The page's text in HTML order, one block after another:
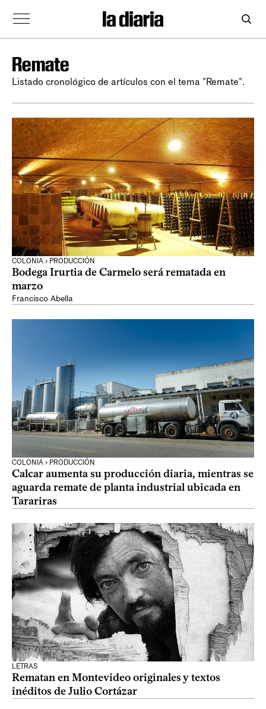
Remate
Listado cronológico de artículos con el tema "Remate".
COLONIA › PRODUCCIÓN
Bodega Irurtia de Carmelo será rematada en
marzo
Francisco Abella
COLONIA › PRODUCCIÓN
Calcar aumenta su producción diaria, mientras se
aguarda remate de planta industrial ubicada en
Tarariras
LETRAS
Rematan en Montevideo originales y textos
inéditos de Julio Cortázar